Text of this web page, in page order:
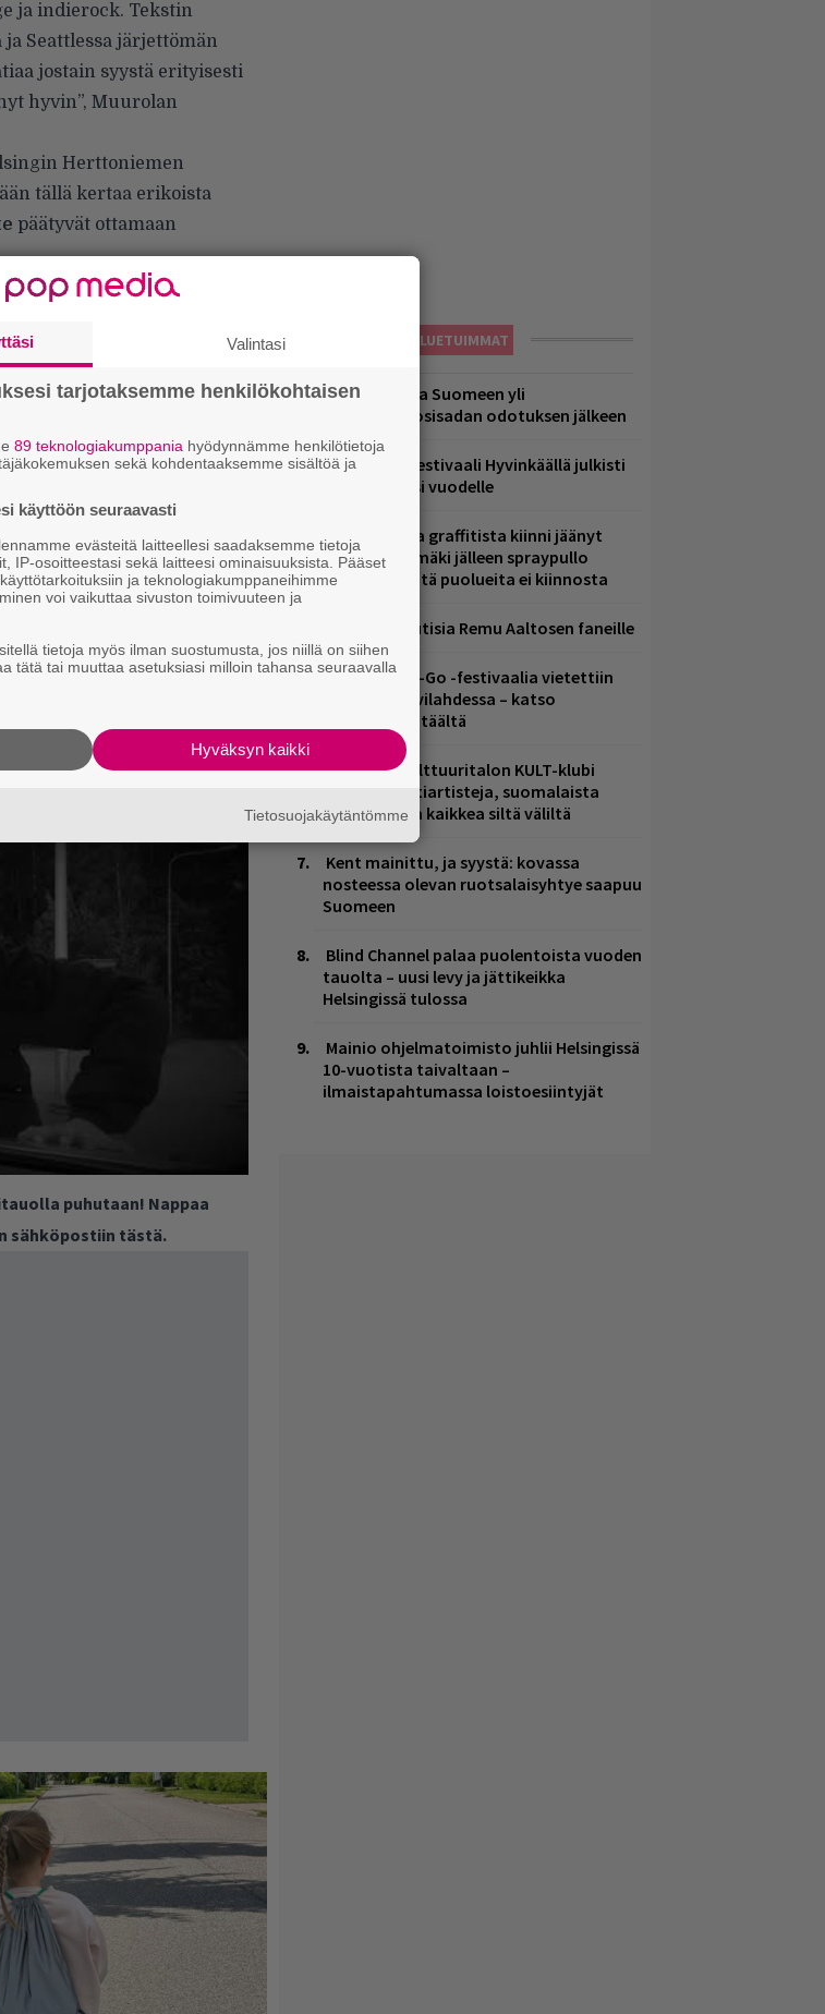
ja indierock. Tekstin
Seattlessa järjettömän
jostain syystä erityisesti
hyvin”, Muurolan
Herttoniemen
tällä kertaa erikoista
päätyvät ottamaan
puhutaan! Nappaa
sähköpostiin tästä.
LUETUIMMAT
Weezer palaa Suomeen yli
neljännesvuosisadan odotuksen jälkeen
Äärimetallifestivaali Hyvinkäällä julkisti
esiintyjiä ensi vuodelle
Laittomasta graffitista kiinni jäänyt
Paavo Arhinmäki jälleen spraypullo
kädessä – näitä puolueita ei kiinnosta
Mainioita uutisia Remu Aaltosen faneille
Jytäkesä Go-Go -festivaalia vietettiin
Helsingin Suvilahdessa – katso
kuvagalleria täältä
Helsingin Kulttuuritalon KULT-klubi
tarjoaa kulttiartisteja, suomalaista
osaamista ja kaikkea siltä väliltä
Kent mainittu, ja syystä: kovassa
nosteessa olevan ruotsalaisyhtye saapuu
Suomeen
Blind Channel palaa puolentoista vuoden
tauolta – uusi levy ja jättikeikka
Helsingissä tulossa
Mainio ohjelmatoimisto juhlii Helsingissä
10-vuotista taivaltaan –
ilmaistapahtumassa loistoesiintyjät
Valintasi
tarjotaksemme henkilökohtaisen
89 teknologiakumppania hyödynnämme henkilötietoja
sekä kohdentaaksemme sisältöä ja
käyttöön seuraavasti
evästeitä laitteellesi saadaksemme tietoja
IP-osoitteestasi sekä laitteesi ominaisuuksista. Pääset
ja teknologiakumppaneihimme
voi vaikuttaa sivuston toimivuuteen ja
tietoja myös ilman suostumusta, jos niillä on siihen
tätä tai muuttaa asetuksiasi milloin tahansa seuraavalla
Hyväksyn kaikki
Tietosuojakäytäntömme